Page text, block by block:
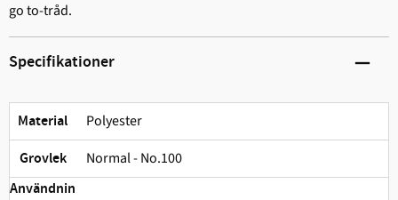
go to-tråd.
Specifikationer
Material Polyester
Grovlek Normal - No.100
Användnin